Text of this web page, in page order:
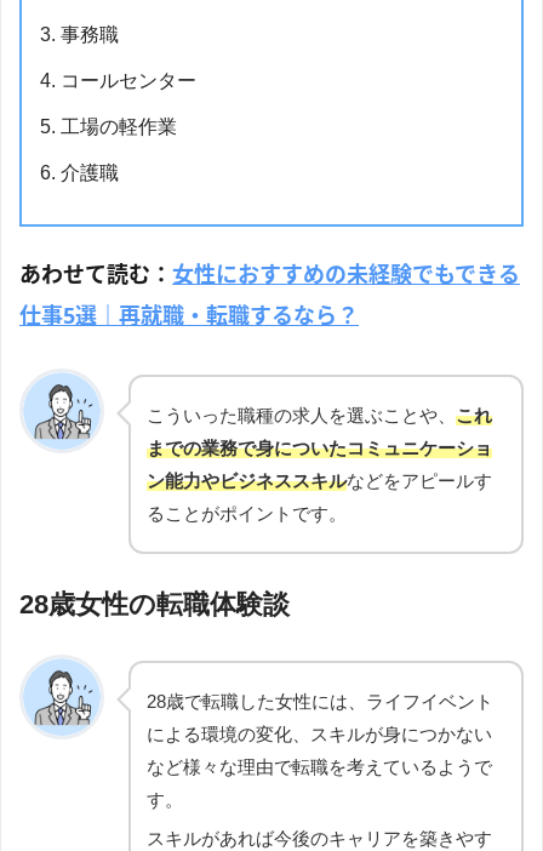
事務職
コールセンター
工場の軽作業
介護職
あわせて読む： 女性におすすめの未経験でもできる
仕事5選｜再就職・転職するなら？
こういった職種の求人を選ぶことや、 これ
までの業務で身についたコミュニケーショ
ン能力やビジネススキルなどをアピールす
ることがポイントです。
28歳女性の転職体験談
28歳で転職した女性には、ライフイベント
による環境の変化、スキルが身につかない
など様々な理由で転職を考えているようで
す。
スキルがあれば今後のキャリアを築きやす